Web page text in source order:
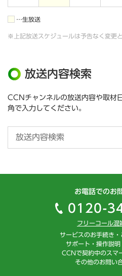
…生放送
※上記放送スケジュールは予告なく変更
放送内容検索
CCNチャンネルの放送内容や取材
角で入力してください。
お電話でのお
0120-
フリーコール混
サービスのお手続き・
サポート・操作説明
CCNで契約中のスマ
その他のお問い